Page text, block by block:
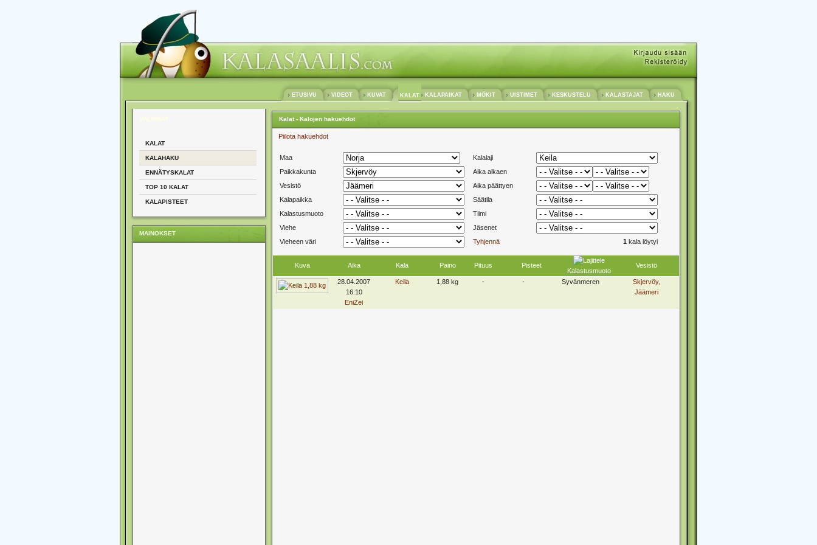
ETUSIVU VIDEOT KUVAT KALAT KALAPAIKAT MÖKIT UISTIMET KESKUSTELU KALASTAJAT HAKU
KALAT
KALAHAKU
ENNÄTYSKALAT
TOP 10 KALAT
KALAPISTEET
MAINOKSET
Kalat - Kalojen hakuehdot
Piilota hakuehdot
Maa
Kalalaji
Paikkakunta
Aika alkaen
Vesistö
Aika päättyen
Kalapaikka
Säätila
Kalastusmuoto
Tiimi
Viehe
Jäsenet
Vieheen väri
Tyhjennä 1 kala löytyi
Kuva Aika Kala Paino Pituus Pisteet
Kalastusmuoto
Vesistö
28.04.2007
16:10
EniZei
Keila 1,88 kg - - Syvänmeren
Skjervöy,
Jäämeri